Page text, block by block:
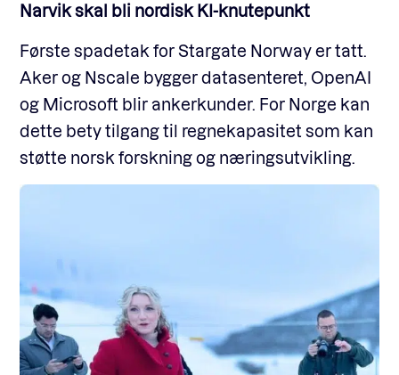
Narvik skal bli nordisk KI-knutepunkt
Første spadetak for Stargate Norway er tatt.
Aker og Nscale bygger datasenteret, OpenAI
og Microsoft blir ankerkunder. For Norge kan
dette bety tilgang til regnekapasitet som kan
støtte norsk forskning og næringsutvikling.